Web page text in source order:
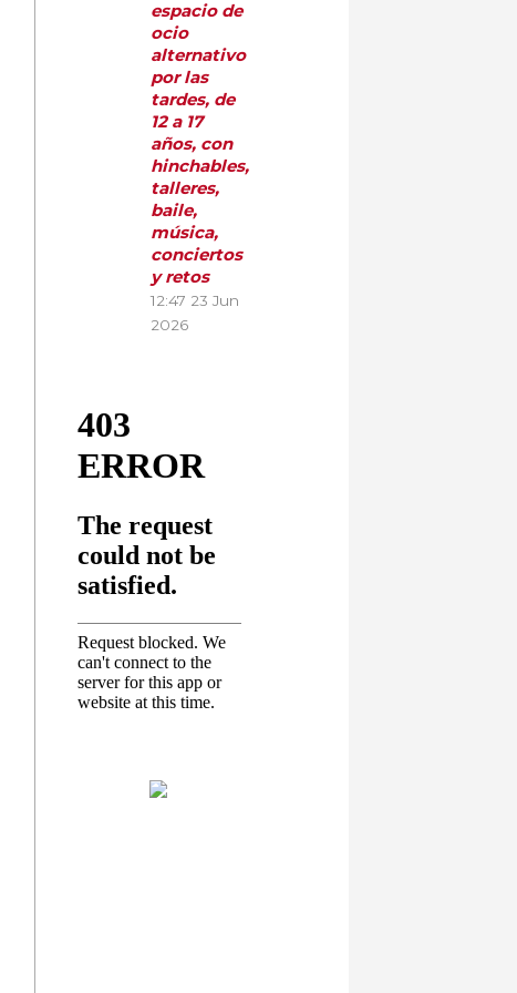
espacio de
ocio
alternativo
por las
tardes, de
12 a 17
años, con
hinchables,
talleres,
baile,
música,
conciertos
y retos
12:47 23 Jun
2026